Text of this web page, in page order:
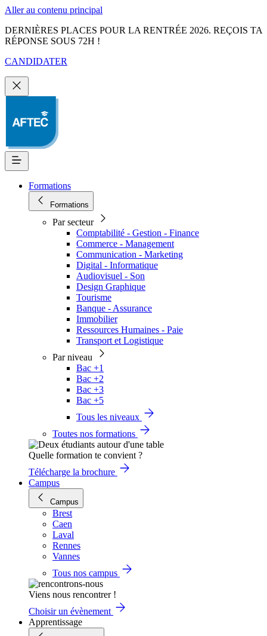
Aller au contenu principal
DERNIÈRES PLACES POUR LA RENTRÉE 2026. REÇOIS TA
RÉPONSE SOUS 72H !
CANDIDATER
Formations
Formations
Par secteur
Comptabilité - Gestion - Finance
Commerce - Management
Communication - Marketing
Digital - Informatique
Audiovisuel - Son
Design Graphique
Tourisme
Banque - Assurance
Immobilier
Ressources Humaines - Paie
Transport et Logistique
Par niveau
Bac +1
Bac +2
Bac +3
Bac +5
Tous les niveaux
Toutes nos formations
Quelle formation te convient ?
Télécharge la brochure
Campus
Campus
Brest
Caen
Laval
Rennes
Vannes
Tous nos campus
Viens nous rencontrer !
Choisir un évènement
Apprentissage